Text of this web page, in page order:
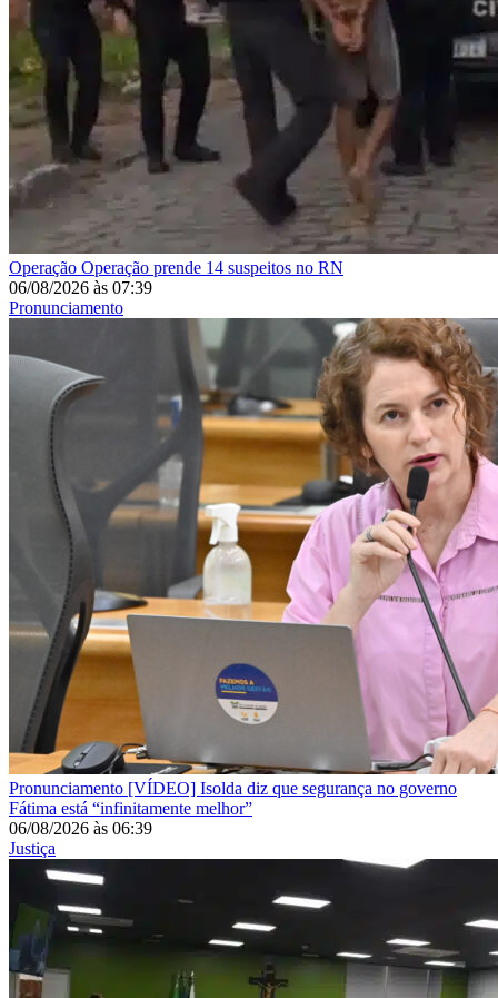
Operação Operação prende 14 suspeitos no RN
06/08/2026 às 07:39
Pronunciamento
Pronunciamento [VÍDEO] Isolda diz que segurança no governo
Fátima está “infinitamente melhor”
06/08/2026 às 06:39
Justiça